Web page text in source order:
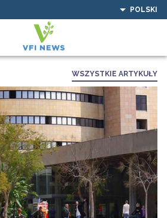
POLSKI
WSZYSTKIE ARTYKUŁY